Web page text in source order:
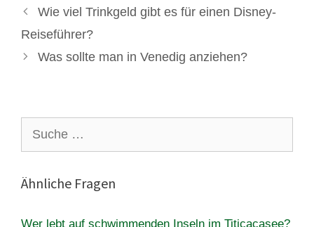
Wie viel Trinkgeld gibt es für einen Disney-
Reiseführer?
Was sollte man in Venedig anziehen?
nach:
Ähnliche Fragen
Wer lebt auf schwimmenden Inseln im Titicacasee?